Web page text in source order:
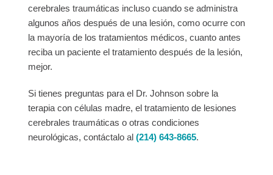
cerebrales traumáticas incluso cuando se administra
algunos años después de una lesión, como ocurre con
la mayoría de los tratamientos médicos, cuanto antes
reciba un paciente el tratamiento después de la lesión,
mejor.
Si tienes preguntas para el Dr. Johnson sobre la
terapia con células madre, el tratamiento de lesiones
cerebrales traumáticas o otras condiciones
neurológicas, contáctalo al (214) 643-8665.